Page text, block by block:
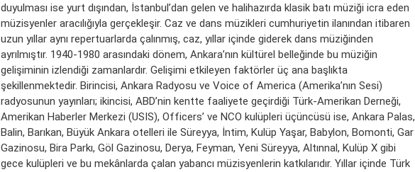
duyulması ise yurt dışından, İstanbul’dan gelen ve halihazırda klasik batı müziği icra eden
müzisyenler aracılığıyla gerçekleşir. Caz ve dans müzikleri cumhuriyetin ilanından itibaren
uzun yıllar aynı repertuarlarda çalınmış, caz, yıllar içinde giderek dans müziğinden
ayrılmıştır. 1940-1980 arasındaki dönem, Ankara’nın kültürel belleğinde bu müziğin
gelişiminin izlendiği zamanlardır. Gelişimi etkileyen faktörler üç ana başlıkta
şekillenmektedir. Birincisi, Ankara Radyosu ve Voice of America (Amerika’nın Sesi)
radyosunun yayınları; ikincisi, ABD’nin kentte faaliyete geçirdiği Türk-Amerikan Derneği,
Amerikan Haberler Merkezi (USIS), Officers’ ve NCO kulüpleri üçüncüsü ise, Ankara Palas,
Balin, Barıkan, Büyük Ankara otelleri ile Süreyya, İntim, Kulüp Yaşar, Babylon, Bomonti, Gar
Gazinosu, Bira Parkı, Göl Gazinosu, Derya, Feyman, Yeni Süreyya, Altınnal, Kulüp X gibi
gece kulüpleri ve bu mekânlarda çalan yabancı müzisyenlerin katkılarıdır. Yıllar içinde Türk